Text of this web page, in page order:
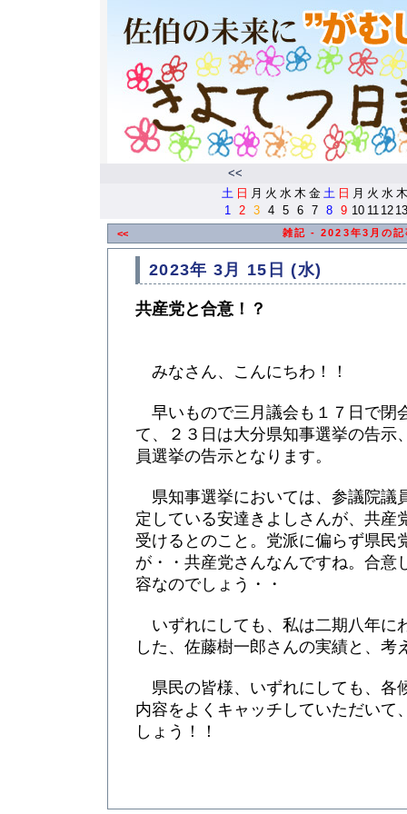
<<
土 日 月 火 水 木 金 土 日 月 火 水 木
1
2 3 4 5 6 7 8 9 10 11 12 13
<< 雑記 - 2023年3月の記
2023年 3月 15日 (水)
共産党と合意！？
みなさん、こんにちわ！！
早いもので三月議会も１７日で閉
て、２３日は大分県知事選挙の告示
員選挙の告示となります。
県知事選挙においては、参議院議
定している安達きよしさんが、共産
受けるとのこと。党派に偏らず県民
が・・共産党さんなんですね。合意
容なのでしょう・・
いずれにしても、私は二期八年に
した、佐藤樹一郎さんの実績と、考
県民の皆様、いずれにしても、各
内容をよくキャッチしていただいて
しょう！！